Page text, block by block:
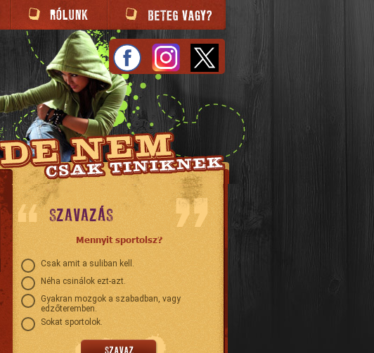
SZAVAZÁS
Mennyit sportolsz?
Csak amit a suliban kell.
Néha csinálok ezt-azt.
Gyakran mozgok a szabadban, vagy
edzőteremben.
Sokat sportolok.